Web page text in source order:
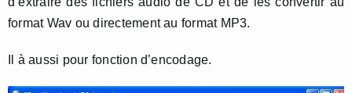
format Wav ou directement au format MP3.
Il à aussi pour fonction d’encodage.